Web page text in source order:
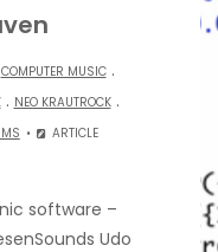
COMPUTER MUSIC.
. NEO KRAUTROCK.
ARTICLE
software –
Udo